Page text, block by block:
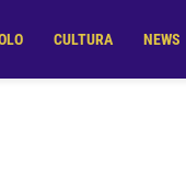
CULTURA NEWS